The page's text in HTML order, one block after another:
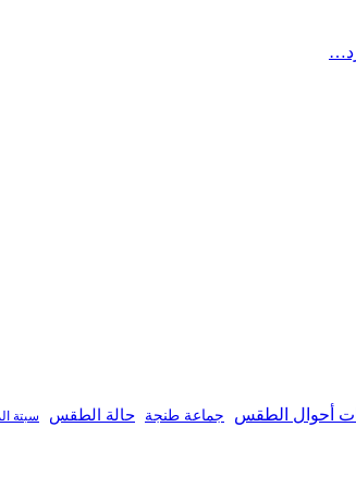
أحوال الطقس جماعة طنجة حالة الطقس سبتة